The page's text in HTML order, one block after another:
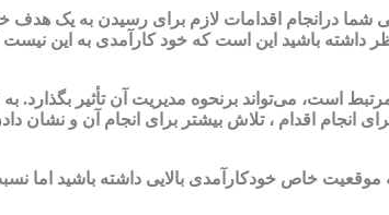
شما درانجام اقدامات لازم برای رسیدن به یک هدف
باشید این است که خود کارآمدی به این نیست
مرتبط است، می‌تواند برنحوه مدیریت آن تأثیر
انجام اقدام ، تلاش بیشتر برای انجام آن و نشان
خاص خودکارآمدی بالایی داشته باشید اما